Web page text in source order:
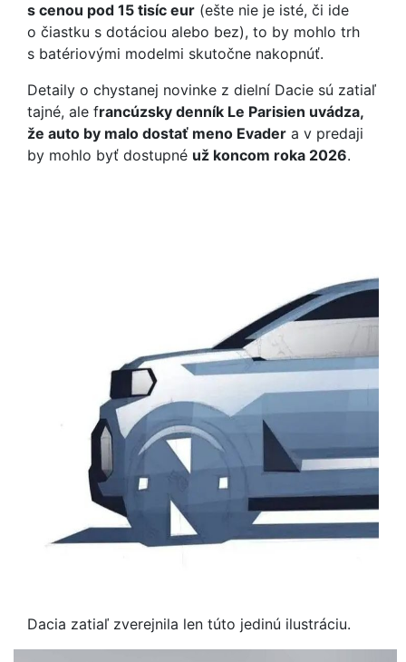
s cenou pod 15 tisíc eur (ešte nie je isté, či ide
o čiastku s dotáciou alebo bez), to by mohlo trh
s batériovými modelmi skutočne nakopnúť.
Detaily o chystanej novinke z dielní Dacie sú zatiaľ
tajné, ale francúzsky denník Le Parisien uvádza,
že auto by malo dostať meno Evader a v predaji
by mohlo byť dostupné už koncom roka 2026.
Dacia zatiaľ zverejnila len túto jedinú ilustráciu.